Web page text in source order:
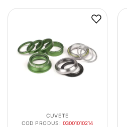
CUVETE
COD PRODUS: 03001010214